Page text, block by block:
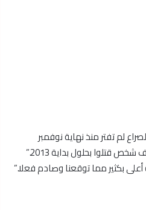
لم تفتر منذ نهاية نوفمبر
فيمكننا افتراض أن أكثر من 60 الف شخص قتلوا بحلول بداية 2013.”
بكثير مما توقعنا وصادم فعلا.”